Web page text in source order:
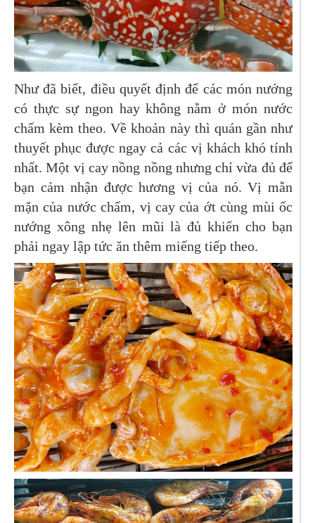
Như đã biết, điều quyết định để các món nướng
có thực sự ngon hay không nằm ở món nước
chấm kèm theo. Về khoản này thì quán gần như
thuyết phục được ngay cả các vị khách khó tính
nhất. Một vị cay nồng nồng nhưng chỉ vừa đủ để
bạn cảm nhận được hương vị của nó. Vị mằn
mặn của nước chấm, vị cay của ớt cùng mùi ốc
nướng xông nhẹ lên mũi là đủ khiến cho bạn
phải ngay lập tức ăn thêm miếng tiếp theo.